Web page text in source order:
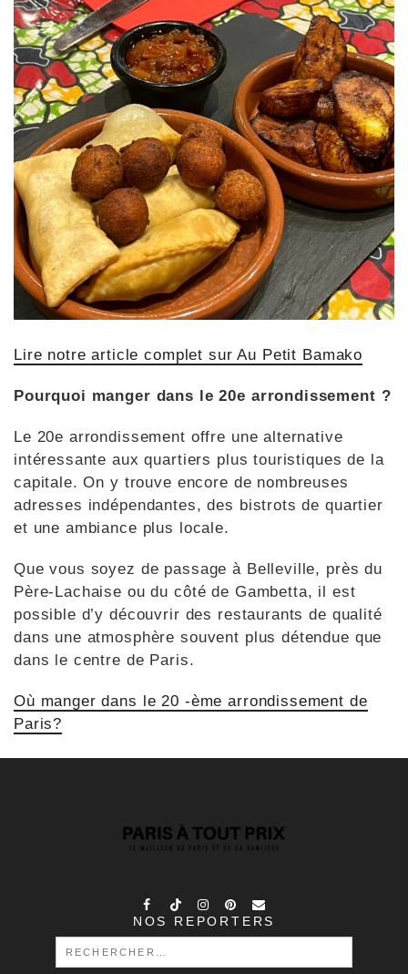
Lire notre article complet sur Au Petit Bamako
Pourquoi manger dans le 20e arrondissement ?
Le 20e arrondissement offre une alternative
intéressante aux quartiers plus touristiques de la
capitale. On y trouve encore de nombreuses
adresses indépendantes, des bistrots de quartier
et une ambiance plus locale.
Que vous soyez de passage à Belleville, près du
Père-Lachaise ou du côté de Gambetta, il est
possible d’y découvrir des restaurants de qualité
dans une atmosphère souvent plus détendue que
dans le centre de Paris.
Où manger dans le 20 -ème arrondissement de
Paris?
NOS REPORTERS
RECHERCHER :